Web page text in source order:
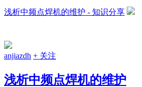
浅析中频点焊机的维护 - 知识分享
anjiazdh + 关注
浅析中频点焊机的维护